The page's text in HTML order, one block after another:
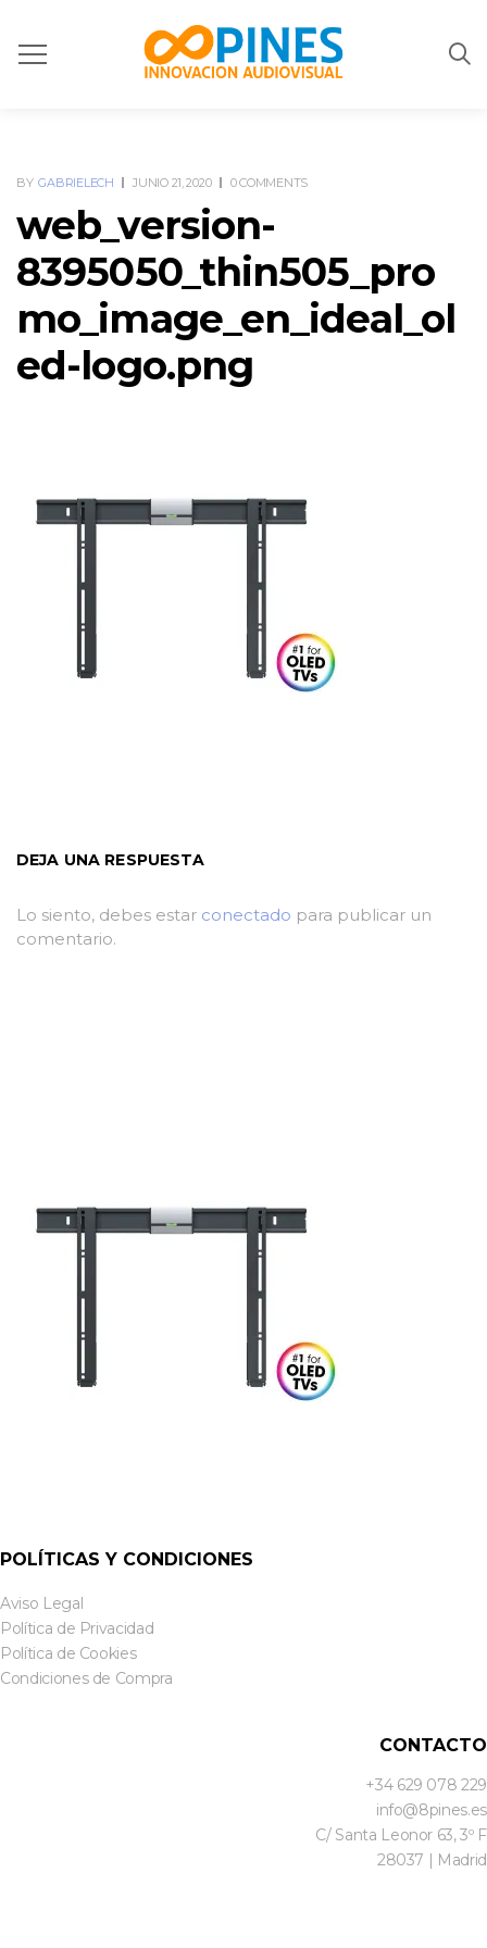
BY GABRIELECH JUNIO 21, 2020 0 COMMENTS
web_version-
8395050_thin505_pro
mo_image_en_ideal_ol
ed-logo.png
DEJA UNA RESPUESTA
Lo siento, debes estar conectado para publicar un
comentario.
POLÍTICAS Y CONDICIONES
Aviso Legal
Política de Privacidad
Política de Cookies
Condiciones de Compra
CONTACTO
+34 629 078 229
info@8pines.es
C/ Santa Leonor 63, 3º F
28037 | Madrid